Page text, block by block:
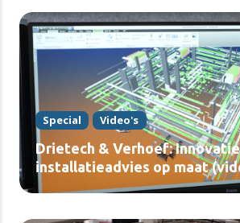
Special Video's
Drietech & Verhoef:
installatieadvies op maat